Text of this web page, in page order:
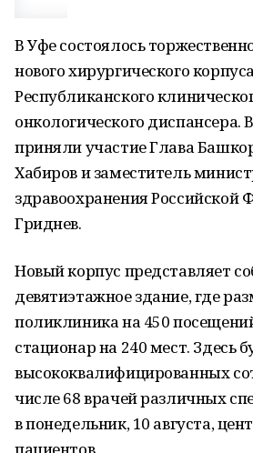
В Уфе состоялось
нового хирургического корпуса
Республиканского
онкологического диспансера.
приняли участие Глава
Хабиров и заместитель
здравоохранения Российской
Гриднев.
Новый корпус представляет
девятиэтажное здание, где
поликлиника на 450
стационар на 240 мест. Здесь
высококвалифицированных
числе 68 врачей различных
в понедельник, 10 августа,